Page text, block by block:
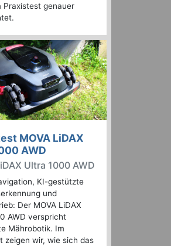
Praxistest genauer
MOVA LiDAX
AWD
Ultra 1000 AWD
KI-gestützte
und
Der MOVA LiDAX
AWD verspricht
Mährobotik. Im
zeigen wir, wie sich das